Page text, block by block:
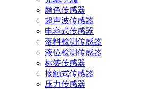
颜色传感器
超声波传感器
电容式传感器
落料检测传感器
液位检测传感器
标签传感器
接触式传感器
压力传感器